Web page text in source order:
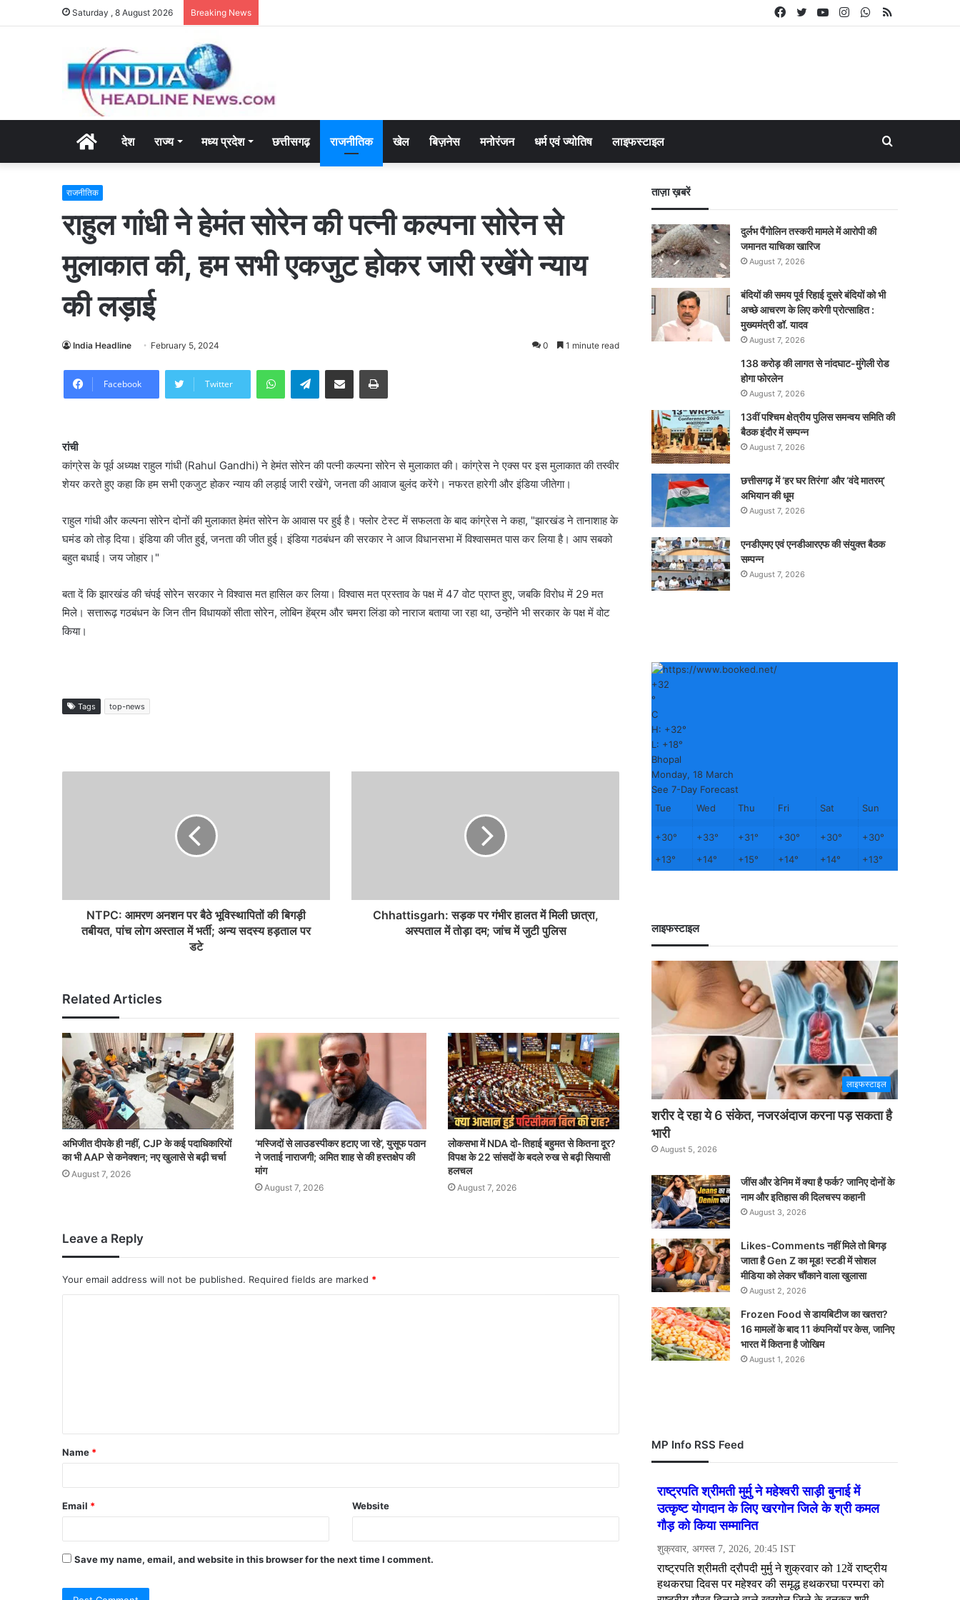
Saturday , 8 August 2026 Breaking News RSS
WhatsApp
Instagram
YouTube
Twitter
Facebook
Homeदेश राज्य मध्य प्रदेश छत्तीसगढ़ राजनीतिक खेल बिज़नेस मनोरंजन धर्म एवं ज्योतिष लाइफस्टाइल Search
राजनीतिक
राहुल गांधी ने हेमंत सोरेन की पत्नी कल्पना सोरेन से
मुलाकात की, हम सभी एकजुट होकर जारी रखेंगे न्याय
की लड़ाई
India Headline February 5, 2024 0 1 minute read
Facebook Twitter
WhatsAppTelegramShare via Email Print
रांची
कांग्रेस के पूर्व अध्यक्ष राहुल गांधी (Rahul Gandhi) ने हेमंत सोरेन की पत्नी कल्पना सोरेन से मुलाकात की। कांग्रेस ने एक्स पर इस मुलाकात की तस्वीर
शेयर करते हुए कहा कि हम सभी एकजुट होकर न्याय की लड़ाई जारी रखेंगे, जनता की आवाज बुलंद करेंगे। नफरत हारेगी और इंडिया जीतेगा।
राहुल गांधी और कल्पना सोरेन दोनों की मुलाकात हेमंत सोरेन के आवास पर हुई है। फ्लोर टेस्ट में सफलता के बाद कांग्रेस ने कहा, "झारखंड ने तानाशाह के
घमंड को तोड़ दिया। इंडिया की जीत हुई, जनता की जीत हुई। इंडिया गठबंधन की सरकार ने आज विधानसभा में विश्वासमत पास कर लिया है। आप सबको
बहुत बधाई। जय जोहार।"
बता दें कि झारखंड की चंपई सोरेन सरकार ने विश्वास मत हासिल कर लिया। विश्वास मत प्रस्ताव के पक्ष में 47 वोट प्राप्त हुए, जबकि विरोध में 29 मत
मिले। सत्तारूढ़ गठबंधन के जिन तीन विधायकों सीता सोरेन, लोबिन हेंब्रम और चमरा लिंडा को नाराज बताया जा रहा था, उन्होंने भी सरकार के पक्ष में वोट
किया।
Tags top-news
NTPC: आमरण अनशन पर बैठे भूविस्थापितों की बिगड़ी
तबीयत, पांच लोग अस्ताल में भर्ती; अन्य सदस्य हड़ताल पर
डटे
Chhattisgarh: सड़क पर गंभीर हालत में मिली छात्रा,
अस्पताल में तोड़ा दम; जांच में जुटी पुलिस
Related Articles
अभिजीत दीपके ही नहीं, CJP के कई पदाधिकारियों
का भी AAP से कनेक्शन; नए खुलासे से बढ़ी चर्चा
August 7, 2026
‘मस्जिदों से लाउडस्पीकर हटाए जा रहे’, युसूफ पठान
ने जताई नाराजगी; अमित शाह से की हस्तक्षेप की
मांग
August 7, 2026
लोकसभा में NDA दो-तिहाई बहुमत से कितना दूर?
विपक्ष के 22 सांसदों के बदले रुख से बढ़ी सियासी
हलचल
August 7, 2026
Leave a Reply
Your email address will not be published. Required fields are marked *
Name *
Email * Website
Save my name, email, and website in this browser for the next time I comment.
ताज़ा ख़बरें
दुर्लभ पैंगोलिन तस्करी मामले में आरोपी की
जमानत याचिका खारिज
August 7, 2026
बंदियों की समय पूर्व रिहाई दूसरे बंदियों को भी
अच्छे आचरण के लिए करेगी प्रोत्साहित :
मुख्यमंत्री डॉ. यादव
August 7, 2026
138 करोड़ की लागत से नांदघाट-मुंगेली रोड
होगा फोरलेन
August 7, 2026
13वीं पश्चिम क्षेत्रीय पुलिस समन्वय समिति की
बैठक इंदौर में सम्पन्न
August 7, 2026
छत्तीसगढ़ में ‘हर घर तिरंगा’ और ‘वंदे मातरम्’
अभियान की धूम
August 7, 2026
एनडीएमए एवं एनडीआरएफ की संयुक्त बैठक
सम्पन्न
August 7, 2026
+32
°
C
H: +32°
L: +18°
Bhopal
Monday, 18 March
See 7-Day Forecast
Tue
Wed Thu Fri Sat Sun
+30° +33° +31° +30° +30° +30°
+13° +14° +15° +14° +14° +13°
लाइफस्टाइल
लाइफस्टाइल
शरीर दे रहा ये 6 संकेत, नजरअंदाज करना पड़ सकता है
भारी
August 5, 2026
जींस और डेनिम में क्या है फर्क? जानिए दोनों के
नाम और इतिहास की दिलचस्प कहानी
August 3, 2026
Likes-Comments नहीं मिले तो बिगड़
जाता है Gen Z का मूड! स्टडी में सोशल
मीडिया को लेकर चौंकाने वाला खुलासा
August 2, 2026
Frozen Food से डायबिटीज का खतरा?
16 मामलों के बाद 11 कंपनियों पर केस, जानिए
भारत में कितना है जोखिम
August 1, 2026
MP Info RSS Feed